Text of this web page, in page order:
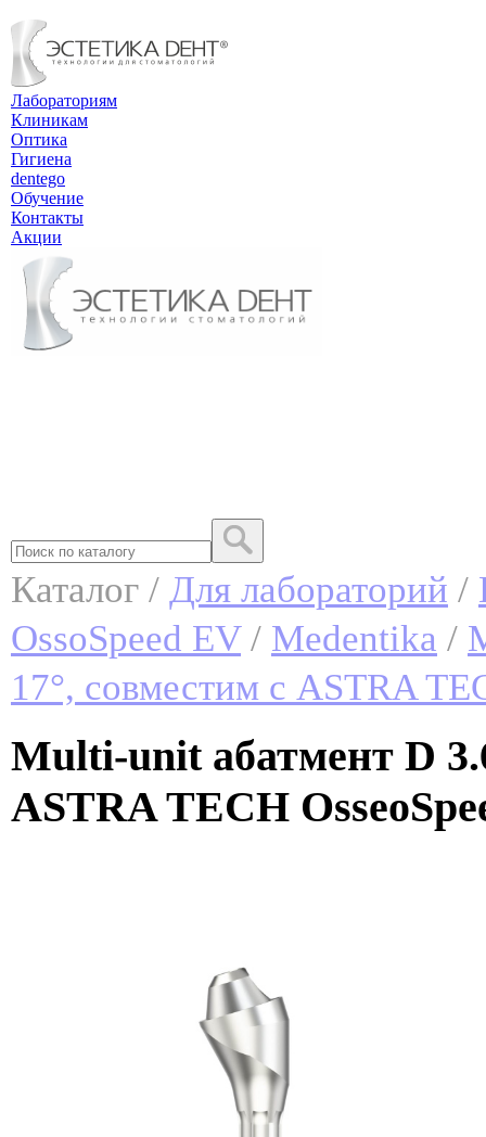
Лабораториям
Клиникам
Оптика
Гигиена
dentego
Обучение
Контакты
Акции
Каталог / Для лабораторий /
OssoSpeed EV/ Medentika /
17°, совместим с ASTRA
Multi-unit абатмент D
ASTRA TECH